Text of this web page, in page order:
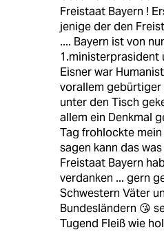
Freistaat Bayern !
jenige der den
.... Bayern ist von
1.ministerprasident
Eisner war
vorallem gebürtiger
unter den Tisch
allem ein Denkmal
Tag frohlockte mein
sagen kann das
Freistaat Bayern
verdanken ... gern
Schwestern Väter
Bundesländern 😘
Tugend Fleiß wie